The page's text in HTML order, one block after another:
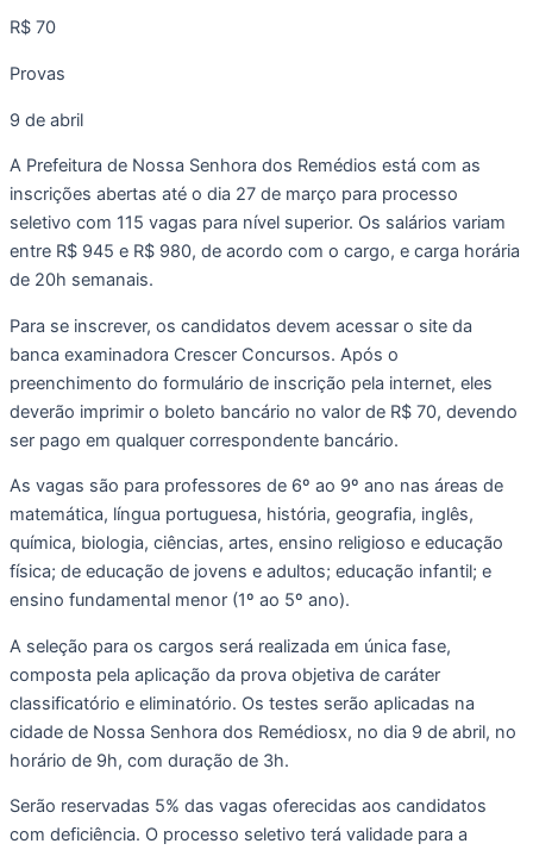
R$ 70
Provas
9 de abril
A Prefeitura de Nossa Senhora dos Remédios está com as
inscrições abertas até o dia 27 de março para processo
seletivo com 115 vagas para nível superior. Os salários variam
entre R$ 945 e R$ 980, de acordo com o cargo, e carga horária
de 20h semanais.
Para se inscrever, os candidatos devem acessar o site da
banca examinadora Crescer Concursos. Após o
preenchimento do formulário de inscrição pela internet, eles
deverão imprimir o boleto bancário no valor de R$ 70, devendo
ser pago em qualquer correspondente bancário.
As vagas são para professores de 6º ao 9º ano nas áreas de
matemática, língua portuguesa, história, geografia, inglês,
química, biologia, ciências, artes, ensino religioso e educação
física; de educação de jovens e adultos; educação infantil; e
ensino fundamental menor (1º ao 5º ano).
A seleção para os cargos será realizada em única fase,
composta pela aplicação da prova objetiva de caráter
classificatório e eliminatório. Os testes serão aplicadas na
cidade de Nossa Senhora dos Remédiosx, no dia 9 de abril, no
horário de 9h, com duração de 3h.
Serão reservadas 5% das vagas oferecidas aos candidatos
com deficiência. O processo seletivo terá validade para a